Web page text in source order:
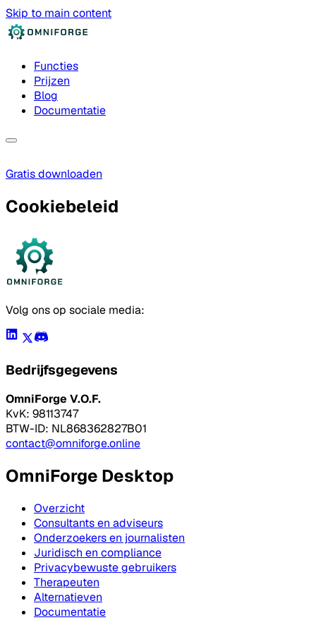
Skip to main content
Functies
Prijzen
Blog
Documentatie
Gratis downloaden
Cookiebeleid
Volg ons op sociale media:
Bedrijfsgegevens
OmniForge V.O.F.
KvK: 98113747
BTW-ID: NL868362827B01
contact@omniforge.online
OmniForge Desktop
Overzicht
Consultants en adviseurs
Onderzoekers en journalisten
Juridisch en compliance
Privacybewuste gebruikers
Therapeuten
Alternatieven
Documentatie